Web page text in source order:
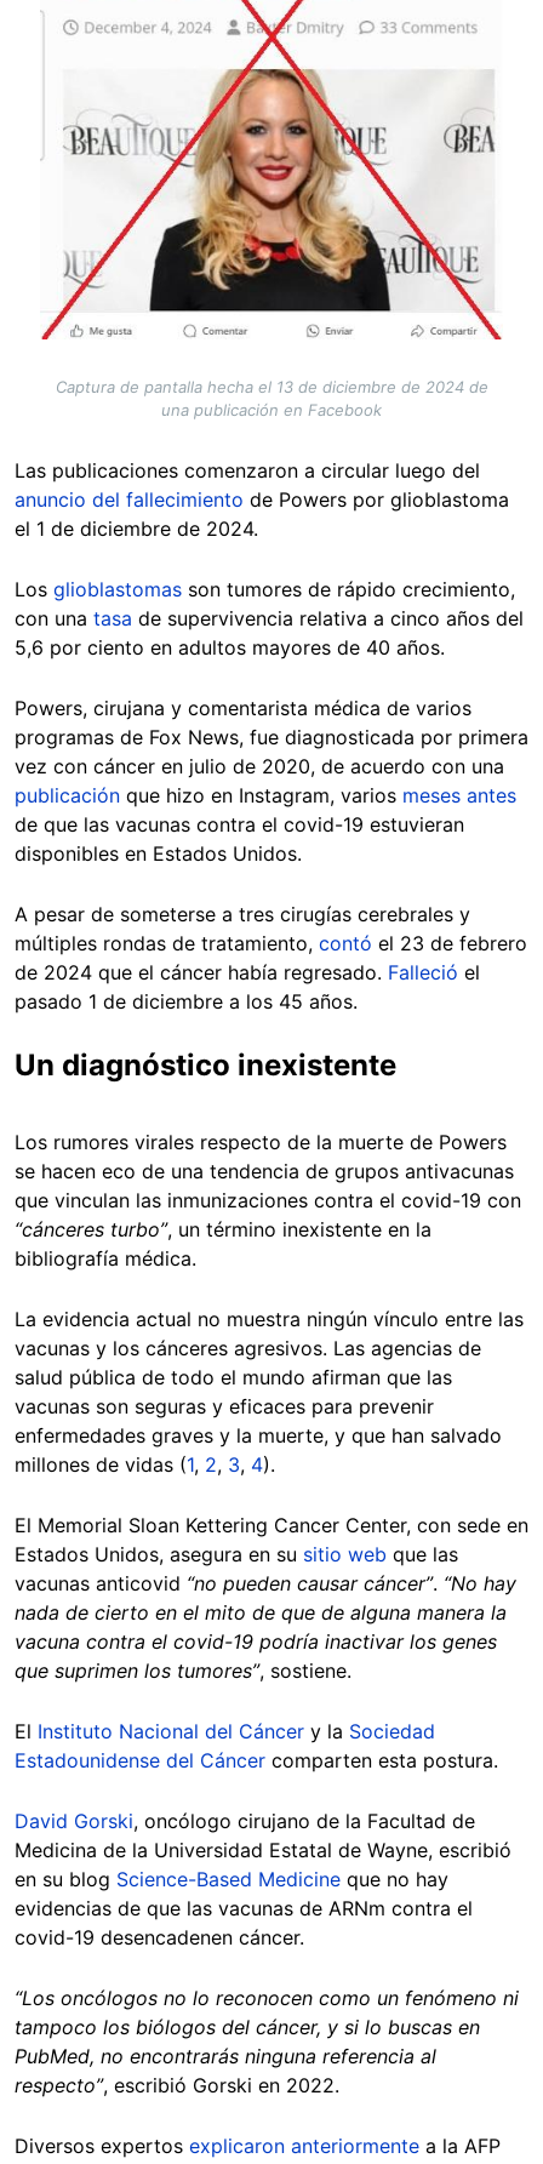
Captura de pantalla hecha el 13 de diciembre de 2024 de
una publicación en Facebook
Las publicaciones comenzaron a circular luego del
anuncio del fallecimiento de Powers por glioblastoma
el 1 de diciembre de 2024.
Los glioblastomas son tumores de rápido crecimiento,
con una tasa de supervivencia relativa a cinco años del
5,6 por ciento en adultos mayores de 40 años.
Powers, cirujana y comentarista médica de varios
programas de Fox News, fue diagnosticada por primera
vez con cáncer en julio de 2020, de acuerdo con una
publicación que hizo en Instagram, varios meses antes
de que las vacunas contra el covid-19 estuvieran
disponibles en Estados Unidos.
A pesar de someterse a tres cirugías cerebrales y
múltiples rondas de tratamiento, contó el 23 de febrero
de 2024 que el cáncer había regresado. Falleció el
pasado 1 de diciembre a los 45 años.
Un diagnóstico inexistente
Los rumores virales respecto de la muerte de Powers
se hacen eco de una tendencia de grupos antivacunas
que vinculan las inmunizaciones contra el covid-19 con
“cánceres turbo”, un término inexistente en la
bibliografía médica.
La evidencia actual no muestra ningún vínculo entre las
vacunas y los cánceres agresivos. Las agencias de
salud pública de todo el mundo afirman que las
vacunas son seguras y eficaces para prevenir
enfermedades graves y la muerte, y que han salvado
millones de vidas (1, 2, 3, 4).
El Memorial Sloan Kettering Cancer Center, con sede en
Estados Unidos, asegura en su sitio web que las
vacunas anticovid “no pueden causar cáncer”. “No hay
nada de cierto en el mito de que de alguna manera la
vacuna contra el covid-19 podría inactivar los genes
que suprimen los tumores”, sostiene.
El Instituto Nacional del Cáncer y la Sociedad
Estadounidense del Cáncer comparten esta postura.
David Gorski, oncólogo cirujano de la Facultad de
Medicina de la Universidad Estatal de Wayne, escribió
en su blog Science-Based Medicine que no hay
evidencias de que las vacunas de ARNm contra el
covid-19 desencadenen cáncer.
“Los oncólogos no lo reconocen como un fenómeno ni
tampoco los biólogos del cáncer, y si lo buscas en
PubMed, no encontrarás ninguna referencia al
respecto”, escribió Gorski en 2022.
Diversos expertos explicaron anteriormente a la AFP